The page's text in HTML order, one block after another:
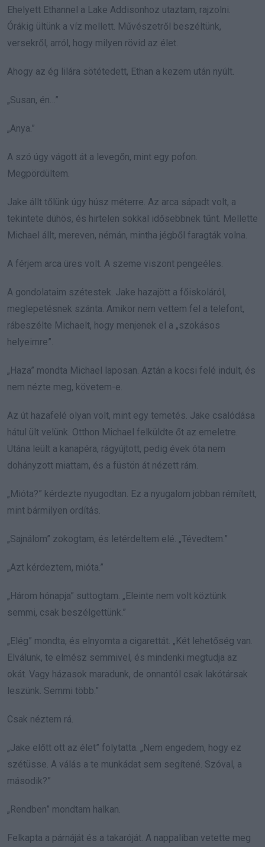
Ehelyett Ethannel a Lake Addisonhoz utaztam, rajzolni.
Órákig ültünk a víz mellett. Művészetről beszéltünk,
versekről, arról, hogy milyen rövid az élet.
Ahogy az ég lilára sötétedett, Ethan a kezem után nyúlt.
„Susan, én…”
„Anya.”
A szó úgy vágott át a levegőn, mint egy pofon.
Megpördültem.
Jake állt tőlünk úgy húsz méterre. Az arca sápadt volt, a
tekintete dühös, és hirtelen sokkal idősebbnek tűnt. Mellette
Michael állt, mereven, némán, mintha jégből faragták volna.
A férjem arca üres volt. A szeme viszont pengeéles.
A gondolataim szétestek. Jake hazajött a főiskoláról,
meglepetésnek szánta. Amikor nem vettem fel a telefont,
rábeszélte Michaelt, hogy menjenek el a „szokásos
helyeimre”.
„Haza” mondta Michael laposan. Aztán a kocsi felé indult, és
nem nézte meg, követem-e.
Az út hazafelé olyan volt, mint egy temetés. Jake csalódása
hátul ült velünk. Otthon Michael felküldte őt az emeletre.
Utána leült a kanapéra, rágyújtott, pedig évek óta nem
dohányzott miattam, és a füstön át nézett rám.
„Mióta?” kérdezte nyugodtan. Ez a nyugalom jobban rémített,
mint bármilyen ordítás.
„Sajnálom” zokogtam, és letérdeltem elé. „Tévedtem.”
„Azt kérdeztem, mióta.”
„Három hónapja” suttogtam. „Eleinte nem volt köztünk
semmi, csak beszélgettünk.”
„Elég” mondta, és elnyomta a cigarettát. „Két lehetőség van.
Elválunk, te elmész semmivel, és mindenki megtudja az
okát. Vagy házasok maradunk, de onnantól csak lakótársak
leszünk. Semmi több.”
Csak néztem rá.
„Jake előtt ott az élet” folytatta. „Nem engedem, hogy ez
szétüsse. A válás a te munkádat sem segítené. Szóval, a
második?”
„Rendben” mondtam halkan.
Felkapta a párnáját és a takaróját. A nappaliban vetette meg